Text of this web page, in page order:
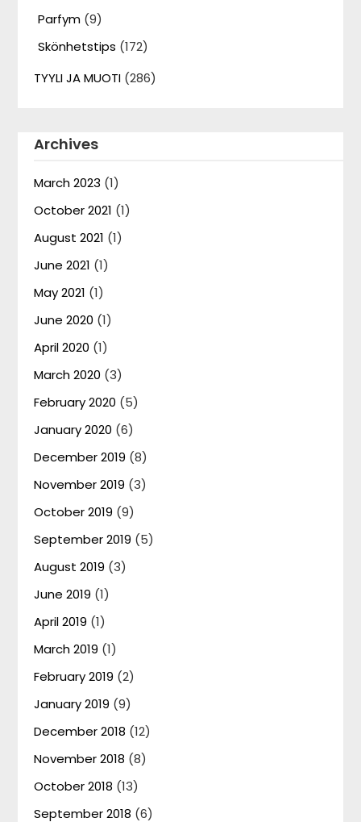
Parfym (9)
Skönhetstips (172)
TYYLI JA MUOTI (286)
Archives
March 2023 (1)
October 2021 (1)
August 2021 (1)
June 2021 (1)
May 2021 (1)
June 2020 (1)
April 2020 (1)
March 2020 (3)
February 2020 (5)
January 2020 (6)
December 2019 (8)
November 2019 (3)
October 2019 (9)
September 2019 (5)
August 2019 (3)
June 2019 (1)
April 2019 (1)
March 2019 (1)
February 2019 (2)
January 2019 (9)
December 2018 (12)
November 2018 (8)
October 2018 (13)
September 2018 (6)